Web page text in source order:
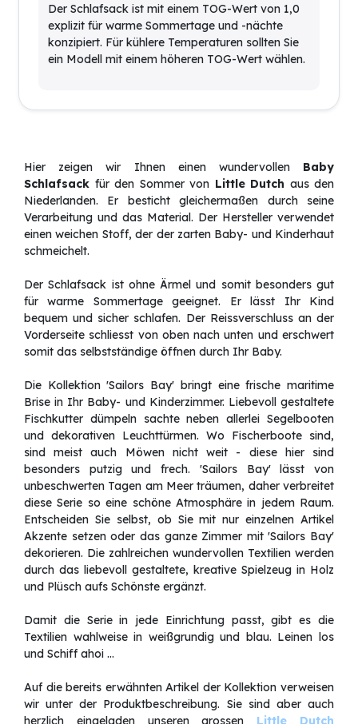
Der Schlafsack ist mit einem TOG-Wert von 1,0
explizit für warme Sommertage und -nächte
konzipiert. Für kühlere Temperaturen sollten Sie
ein Modell mit einem höheren TOG-Wert wählen.
Hier zeigen wir Ihnen einen wundervollen Baby
Schlafsack für den Sommer von Little Dutch aus den
Niederlanden. Er besticht gleichermaßen durch seine
Verarbeitung und das Material. Der Hersteller verwendet
einen weichen Stoff, der der zarten Baby- und Kinderhaut
schmeichelt.
Der Schlafsack ist ohne Ärmel und somit besonders gut
für warme Sommertage geeignet. Er lässt Ihr Kind
bequem und sicher schlafen. Der Reissverschluss an der
Vorderseite schliesst von oben nach unten und erschwert
somit das selbstständige öffnen durch Ihr Baby.
Die Kollektion 'Sailors Bay' bringt eine frische maritime
Brise in Ihr Baby- und Kinderzimmer. Liebevoll gestaltete
Fischkutter dümpeln sachte neben allerlei Segelbooten
und dekorativen Leuchttürmen. Wo Fischerboote sind,
sind meist auch Möwen nicht weit - diese hier sind
besonders putzig und frech. 'Sailors Bay' lässt von
unbeschwerten Tagen am Meer träumen, daher verbreitet
diese Serie so eine schöne Atmosphäre in jedem Raum.
Entscheiden Sie selbst, ob Sie mit nur einzelnen Artikel
Akzente setzen oder das ganze Zimmer mit 'Sailors Bay'
dekorieren. Die zahlreichen wundervollen Textilien werden
durch das liebevoll gestaltete, kreative Spielzeug in Holz
und Plüsch aufs Schönste ergänzt.
Damit die Serie in jede Einrichtung passt, gibt es die
Textilien wahlweise in weißgrundig und blau. Leinen los
und Schiff ahoi ...
Auf die bereits erwähnten Artikel der Kollektion verweisen
wir unter der Produktbeschreibung. Sie sind aber auch